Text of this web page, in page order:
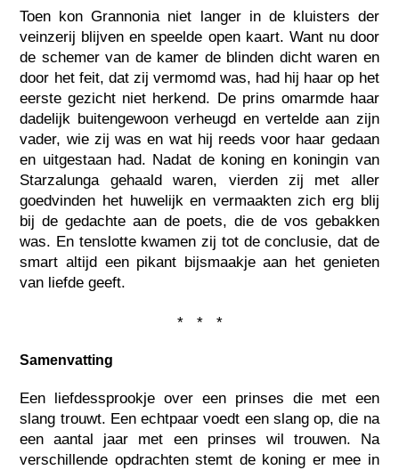
Toen kon Grannonia niet langer in de kluisters der
veinzerij blijven en speelde open kaart. Want nu door
de schemer van de kamer de blinden dicht waren en
door het feit, dat zij vermomd was, had hij haar op het
eerste gezicht niet herkend. De prins omarmde haar
dadelijk buitengewoon verheugd en vertelde aan zijn
vader, wie zij was en wat hij reeds voor haar gedaan
en uitgestaan had. Nadat de koning en koningin van
Starzalunga gehaald waren, vierden zij met aller
goedvinden het huwelijk en vermaakten zich erg blij
bij de gedachte aan de poets, die de vos gebakken
was. En tenslotte kwamen zij tot de conclusie, dat de
smart altijd een pikant bijsmaakje aan het genieten
van liefde geeft.
* * *
Samenvatting
Een liefdessprookje over een prinses die met een
slang trouwt. Een echtpaar voedt een slang op, die na
een aantal jaar met een prinses wil trouwen. Na
verschillende opdrachten stemt de koning er mee in